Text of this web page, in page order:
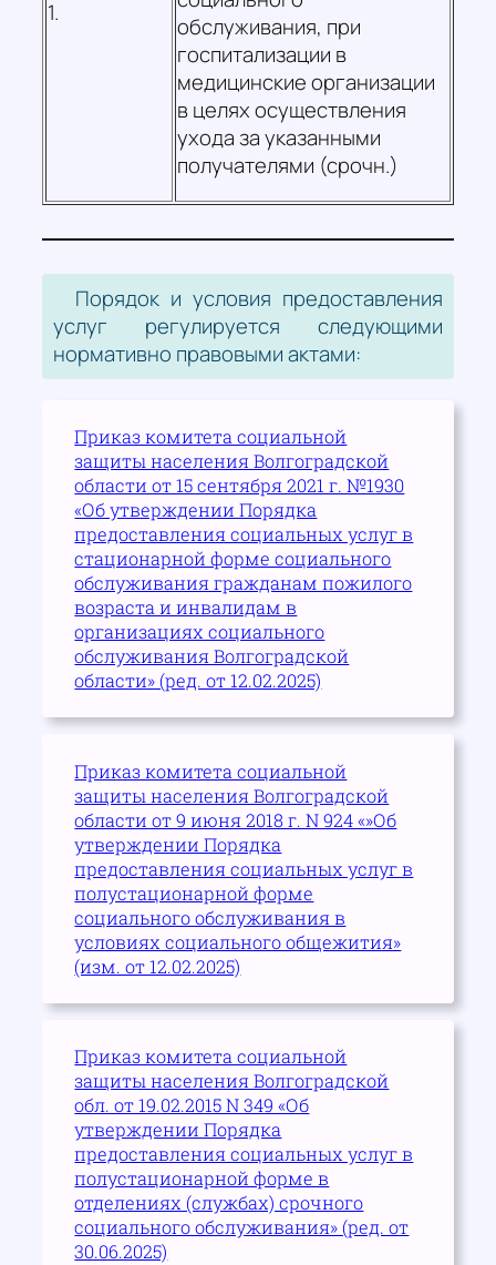
1.
обслуживания, при
госпитализации в
медицинские организации
в целях осуществления
ухода за указанными
получателями (срочн.)
Порядок и условия предоставления
услуг регулируется следующими
нормативно правовыми актами:
Приказ комитета социальной
защиты населения Волгоградской
области от 15 сентября 2021 г. №1930
«Об утверждении Порядка
предоставления социальных услуг в
стационарной форме социального
обслуживания гражданам пожилого
возраста и инвалидам в
организациях социального
обслуживания Волгоградской
области» (ред. от 12.02.2025)
Приказ комитета социальной
защиты населения Волгоградской
области от 9 июня 2018 г. N 924 «»Об
утверждении Порядка
предоставления социальных услуг в
полустационарной форме
социального обслуживания в
условиях социального общежития»
(изм. от 12.02.2025)
Приказ комитета социальной
защиты населения Волгоградской
обл. от 19.02.2015 N 349 «Об
утверждении Порядка
предоставления социальных услуг в
полустационарной форме в
отделениях (службах) срочного
социального обслуживания» (ред. от
30.06.2025)